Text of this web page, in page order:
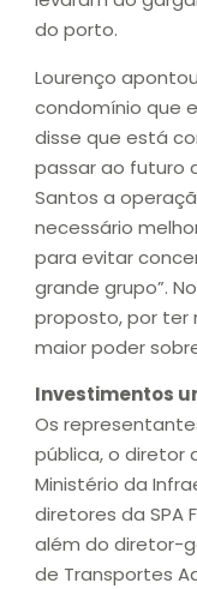
do porto.
Lourenço
condomínio que
disse que está
passar ao futuro
Santos a
necessário
para evitar
grande grupo”.
proposto, por ter
maior poder
Investimentos
Os
pública, o diretor
Ministério da
diretores da SPA
além do diretor-
de Transportes